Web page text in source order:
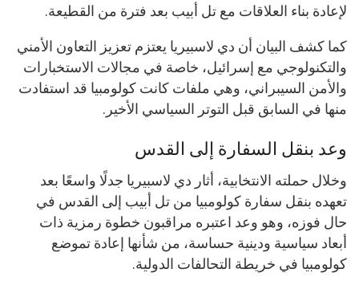
لإعادة بناء العلاقات مع تل أبيب بعد فترة من القطيعة.
كما كشف البيان أن دي لاسبيريا يعتزم تعزيز التعاون الأمني
والتكنولوجي مع إسرائيل، خاصة في مجالات الاستخبارات
والأمن السيبراني، وهي ملفات كانت كولومبيا قد استفادت
منها في السابق قبل التوتر السياسي الأخير.
وعد بنقل السفارة إلى القدس
وخلال حملته الانتخابية، أثار دي لاسبيريا جدلًا واسعًا بعد
تعهده بنقل سفارة كولومبيا من تل أبيب إلى القدس في
حال فوزه، وهو وعد اعتبره مراقبون خطوة رمزية ذات
أبعاد سياسية ودينية حساسة، من شأنها إعادة تموضع
كولومبيا في خريطة التحالفات الدولية.